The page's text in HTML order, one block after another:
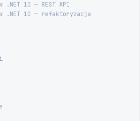
10 — REST API
.NET 10 — refaktoryzacja